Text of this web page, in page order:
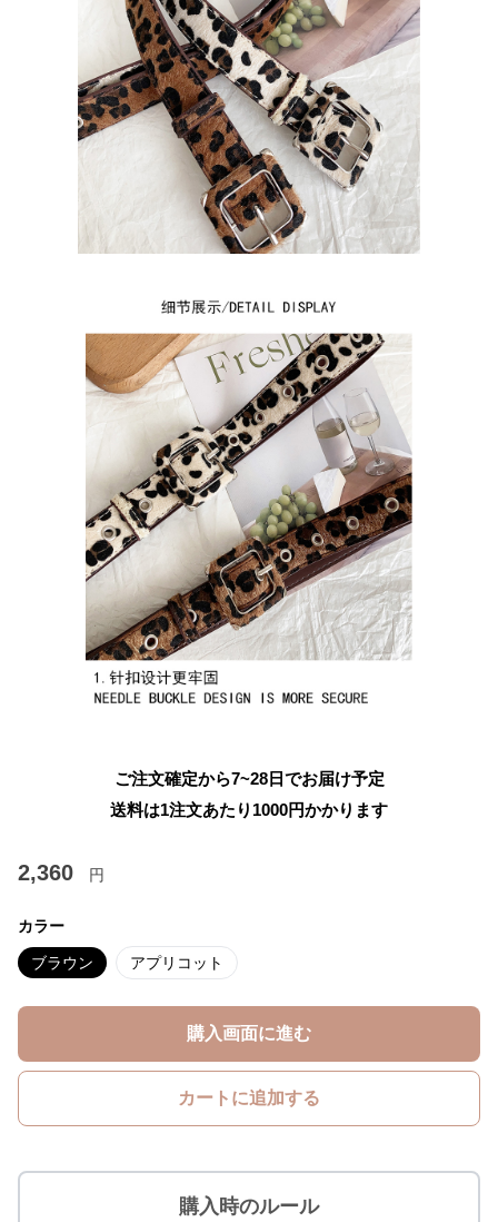
ご注文確定から7~28日でお届け予定
送料は1注文あたり 1000円かかります
2,360 円
カラー
ブラウン アプリコット
購入画面に進む
カートに追加する
購入時のルール